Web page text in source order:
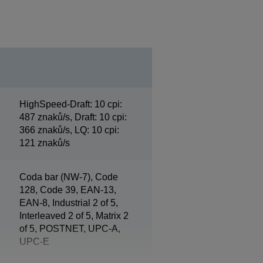
HighSpeed-Draft: 10 cpi:
487 znaků/s, Draft: 10 cpi:
366 znaků/s, LQ: 10 cpi:
121 znaků/s
Coda bar (NW-7), Code
128, Code 39, EAN-13,
EAN-8, Industrial 2 of 5,
Interleaved 2 of 5, Matrix 2
of 5, POSTNET, UPC-A,
UPC-E